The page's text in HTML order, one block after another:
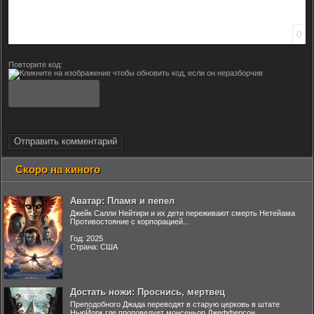
0
Повторите код:
Отправить комментарий
Скоро на киного
Аватар: Пламя и пепел
Джейк Салли Нейтири и их дети переживают смерть Нетейама
Противостояние с корпорацией...
Год: 2025
Страна: США
Достать ножи: Проснись, мертвец
Преподобного Джада переводят в старую церковь в штате